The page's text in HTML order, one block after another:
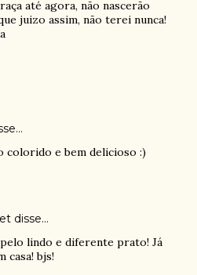
até agora, não nascerão
juizo assim, não terei nunca!
colorido e bem delicioso :)
disse…
lindo e diferente prato! Já
casa! bjs!